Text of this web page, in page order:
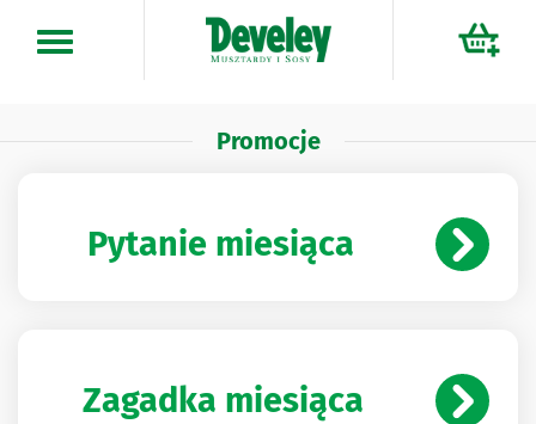
Promocje
Pytanie miesiąca
Zagadka miesiąca